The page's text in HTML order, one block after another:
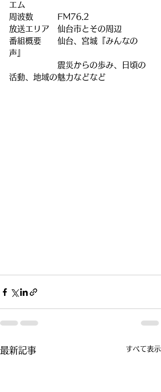
エム
周波数　　　FM76.2
放送エリア　仙台市とその周辺
番組概要　　仙台、宮城『みんなの
声』
震災からの歩み、日頃の
活動、地域の魅力などなど
最新記事 すべて表示